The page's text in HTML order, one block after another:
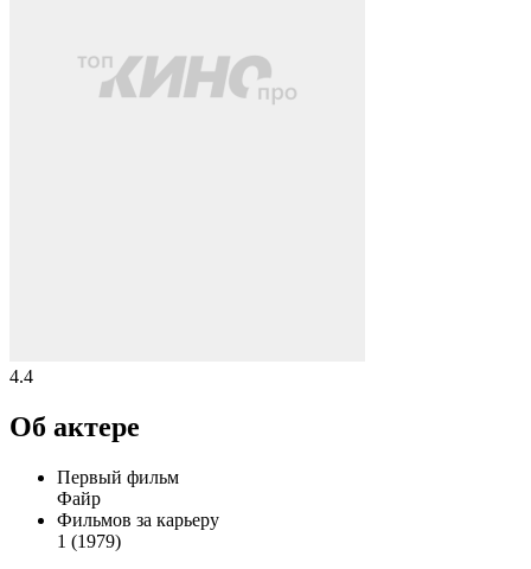
4.4
Об актере
Первый фильм
Файр
Фильмов за карьеру
1 (1979)